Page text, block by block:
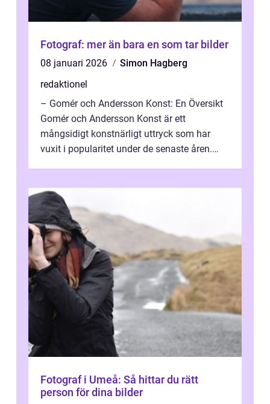
Fotograf: mer än bara en som tar bilder
08 januari 2026
Simon Hagberg
redaktionel
– Gomér och Andersson Konst: En Översikt
Gomér och Andersson Konst är ett
mångsidigt konstnärligt uttryck som har
vuxit i popularitet under de senaste åren.
Fotograf i Umeå: Så hittar du rätt
person för dina bilder